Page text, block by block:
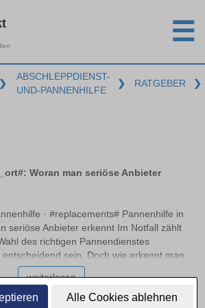
Alle Cookies ablehnen
☰
❯
ABSCHLEPPDIENST-
UND-PANNENHILFE
❯ RATGEBER ❯
Woran man seriöse Anbieter
· #replacements# Pannenhilfe in
seriöse Anbieter erkennt Im Notfall zählt
des richtigen Pannendienstes
sein. Doch wie erkennt man
der professionell und zuverlässig handelt?
Orientierung und hilft Ihnen dabei, im
zu entscheiden, ohne böse
weiterlesen